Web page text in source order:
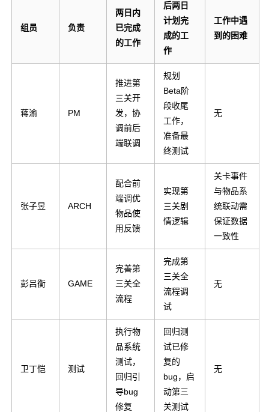
组员 负责
两日内
已完成
的工作
后两日
计划完
成的工
作
工作中遇
到的困难
蒋渝 PM
推进第
三关开
发，协
调前后
端联调
规划
Beta阶
段收尾
工作，
准备最
终测试
无
张子昱 ARCH
配合前
端调优
物品使
用反馈
实现第
三关剧
情逻辑
关卡事件
与物品系
统联动需
保证数据
一致性
彭吕衡 GAME
完善第
三关全
流程
完成第
三关全
流程调
试
无
卫丁恺 测试
执行物
品系统
测试，
回归引
导bug
修复
回归测
试已修
复的
bug，启
动第三
关测试
无